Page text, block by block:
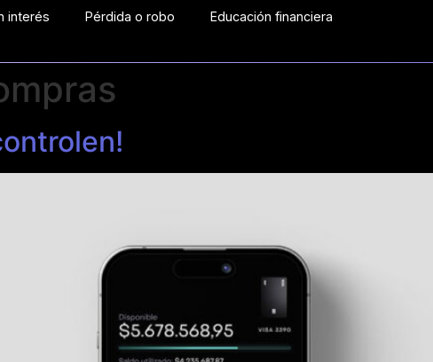
interés Pérdida o robo Educación financiera